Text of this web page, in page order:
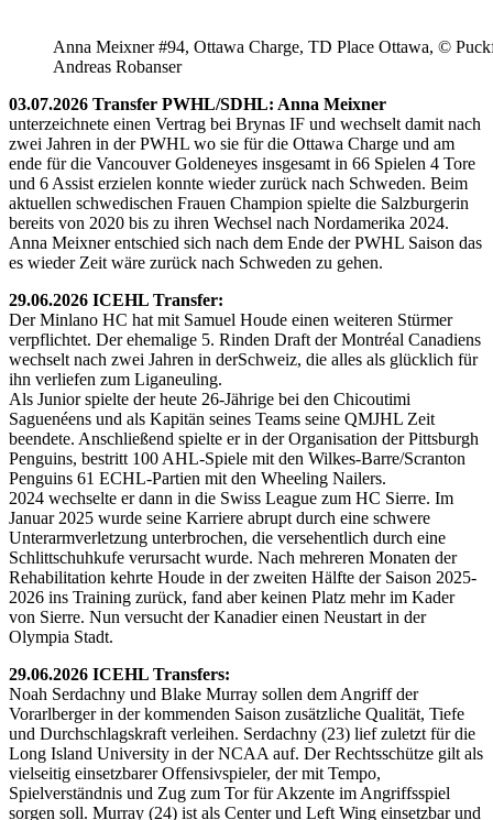
Anna Meixner #94, Ottawa Charge, TD Place Ottawa, ©
Andreas Robanser
03.07.2026 Transfer PWHL/SDHL: Anna Meixner
unterzeichnete einen Vertrag bei Brynas IF und wechselt damit nach
zwei Jahren in der PWHL wo sie für die Ottawa Charge und am
ende für die Vancouver Goldeneyes insgesamt in 66 Spielen 4 Tore
und 6 Assist erzielen konnte wieder zurück nach Schweden. Beim
aktuellen schwedischen Frauen Champion spielte die Salzburgerin
bereits von 2020 bis zu ihren Wechsel nach Nordamerika 2024.
Anna Meixner entschied sich nach dem Ende der PWHL Saison das
es wieder Zeit wäre zurück nach Schweden zu gehen.
29.06.2026 ICEHL Transfer:
Der Minlano HC hat mit Samuel Houde einen weiteren Stürmer
verpflichtet. Der ehemalige 5. Rinden Draft der Montréal Canadiens
wechselt nach zwei Jahren in derSchweiz, die alles als glücklich für
ihn verliefen zum Liganeuling.
Als Junior spielte der heute 26-Jährige bei den Chicoutimi
Saguenéens und als Kapitän seines Teams seine QMJHL Zeit
beendete. Anschließend spielte er in der Organisation der Pittsburgh
Penguins, bestritt 100 AHL-Spiele mit den Wilkes-Barre/Scranton
Penguins 61 ECHL-Partien mit den Wheeling Nailers.
2024 wechselte er dann in die Swiss League zum HC Sierre. Im
Januar 2025 wurde seine Karriere abrupt durch eine schwere
Unterarmverletzung unterbrochen, die versehentlich durch eine
Schlittschuhkufe verursacht wurde. Nach mehreren Monaten der
Rehabilitation kehrte Houde in der zweiten Hälfte der Saison 2025-
2026 ins Training zurück, fand aber keinen Platz mehr im Kader
von Sierre. Nun versucht der Kanadier einen Neustart in der
Olympia Stadt.
29.06.2026 ICEHL Transfers:
Noah Serdachny und Blake Murray sollen dem Angriff der
Vorarlberger in der kommenden Saison zusätzliche Qualität, Tiefe
und Durchschlagskraft verleihen. Serdachny (23) lief zuletzt für die
Long Island University in der NCAA auf. Der Rechtsschütze gilt als
vielseitig einsetzbarer Offensivspieler, der mit Tempo,
Spielverständnis und Zug zum Tor für Akzente im Angriffsspiel
sorgen soll. Murray (24) ist als Center und Left Wing einsetzbar und